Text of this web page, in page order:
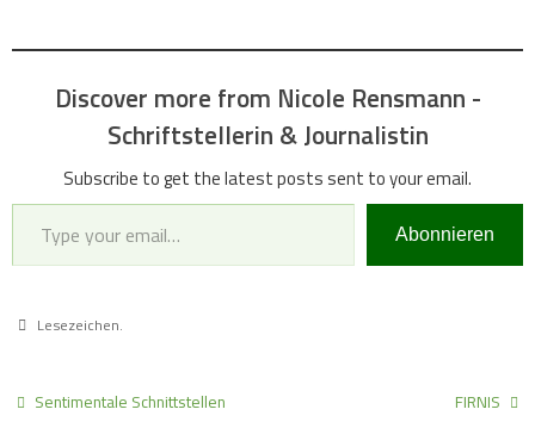
Discover more from Nicole Rensmann -
Schriftstellerin & Journalistin
Subscribe to get the latest posts sent to your email.
Type your email…
Abonnieren
Lesezeichen.
Sentimentale Schnittstellen FIRNIS